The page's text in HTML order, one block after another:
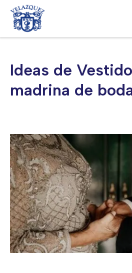
Saltar
contenido
Ideas de
madrina de